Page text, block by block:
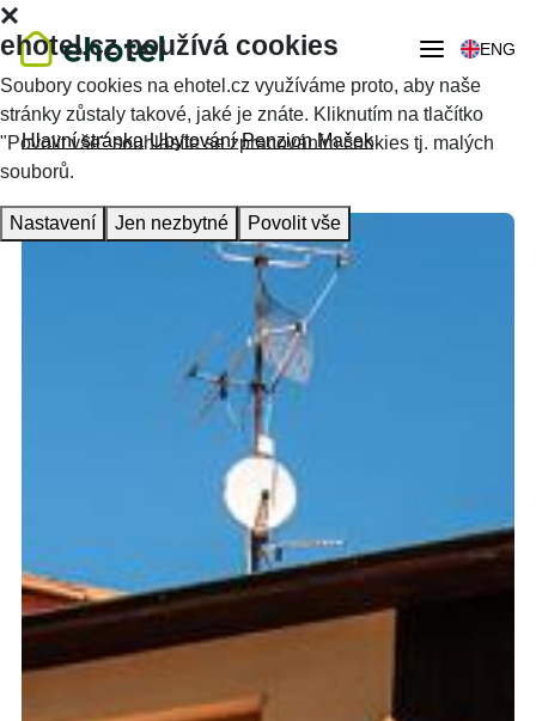
ENG
Hlavní stránka Ubytování Penzion Mašek
ehotel.cz používá cookies
Soubory cookies na ehotel.cz využíváme proto, aby naše
stránky zůstaly takové, jaké je znáte. Kliknutím na tlačítko
"Povolit vše" souhlasíte se zpracováním cookies tj. malých
souborů.
Nastavení Jen nezbytné Povolit vše